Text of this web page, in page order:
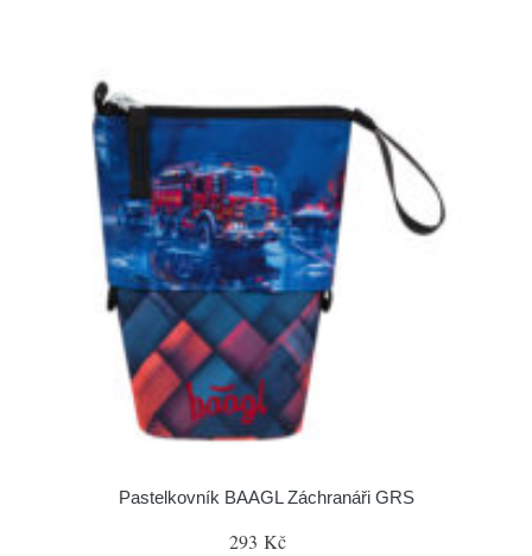
Pastelkovník BAAGL Záchranáři GRS
293 Kč